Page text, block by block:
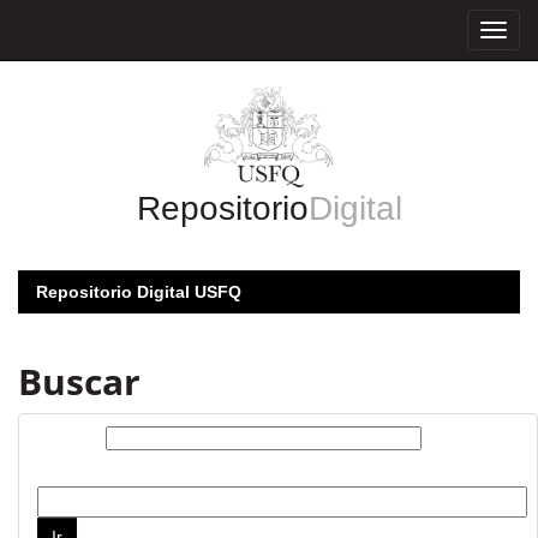
RepositorioDigital
Repositorio Digital USFQ
Buscar